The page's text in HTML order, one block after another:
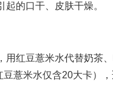
的口干、皮肤干燥。
红豆薏米水代替奶茶、
薏米水仅含20大卡），